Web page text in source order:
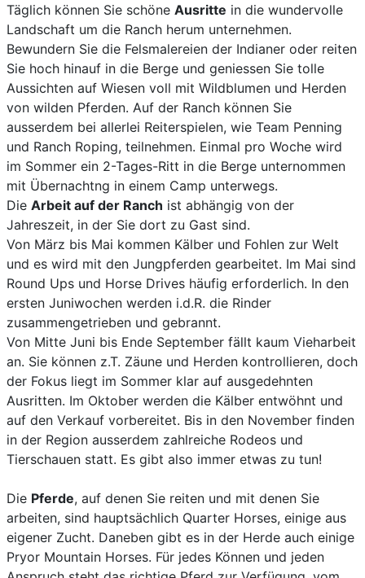
Täglich können Sie schöne Ausritte in die wundervolle
Landschaft um die Ranch herum unternehmen.
Bewundern Sie die Felsmalereien der Indianer oder reiten
Sie hoch hinauf in die Berge und geniessen Sie tolle
Aussichten auf Wiesen voll mit Wildblumen und Herden
von wilden Pferden. Auf der Ranch können Sie
ausserdem bei allerlei Reiterspielen, wie Team Penning
und Ranch Roping, teilnehmen. Einmal pro Woche wird
im Sommer ein 2-Tages-Ritt in die Berge unternommen
mit Übernachtng in einem Camp unterwegs.
Die Arbeit auf der Ranch ist abhängig von der
Jahreszeit, in der Sie dort zu Gast sind.
Von März bis Mai kommen Kälber und Fohlen zur Welt
und es wird mit den Jungpferden gearbeitet. Im Mai sind
Round Ups und Horse Drives häufig erforderlich. In den
ersten Juniwochen werden i.d.R. die Rinder
zusammengetrieben und gebrannt.
Von Mitte Juni bis Ende September fällt kaum Vieharbeit
an. Sie können z.T. Zäune und Herden kontrollieren, doch
der Fokus liegt im Sommer klar auf ausgedehnten
Ausritten. Im Oktober werden die Kälber entwöhnt und
auf den Verkauf vorbereitet. Bis in den November finden
in der Region ausserdem zahlreiche Rodeos und
Tierschauen statt. Es gibt also immer etwas zu tun!
Die Pferde, auf denen Sie reiten und mit denen Sie
arbeiten, sind hauptsächlich Quarter Horses, einige aus
eigener Zucht. Daneben gibt es in der Herde auch einige
Pryor Mountain Horses. Für jedes Können und jeden